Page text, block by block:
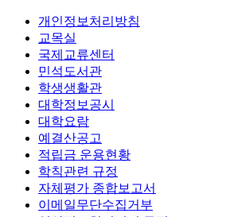
개인정보처리방침
교목실
국제교류센터
민석도서관
학생생활관
대학정보공시
대학요람
예결산공고
적립금 운용현황
학칙관련 규정
자체평가 종합보고서
이메일무단수집거부